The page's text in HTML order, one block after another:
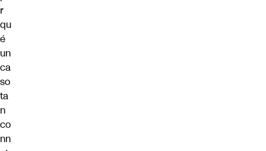
r
qu
é
un
ca
so
ta
n
co
nn